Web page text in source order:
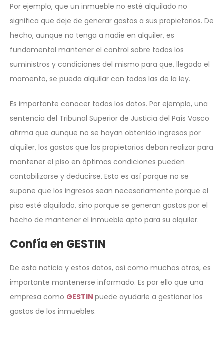
Por ejemplo, que un inmueble no esté alquilado no
significa que deje de generar gastos a sus propietarios. De
hecho, aunque no tenga a nadie en alquiler, es
fundamental mantener el control sobre todos los
suministros y condiciones del mismo para que, llegado el
momento, se pueda alquilar con todas las de la ley.
Es importante conocer todos los datos. Por ejemplo, una
sentencia del Tribunal Superior de Justicia del País Vasco
afirma que aunque no se hayan obtenido ingresos por
alquiler, los gastos que los propietarios deban realizar para
mantener el piso en óptimas condiciones pueden
contabilizarse y deducirse. Esto es así porque no se
supone que los ingresos sean necesariamente porque el
piso esté alquilado, sino porque se generan gastos por el
hecho de mantener el inmueble apto para su alquiler.
Confía en GESTIN
De esta noticia y estos datos, así como muchos otros, es
importante mantenerse informado. Es por ello que una
empresa como GESTIN puede ayudarle a gestionar los
gastos de los inmuebles.